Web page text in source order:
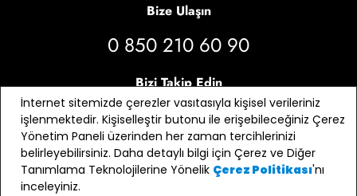
Bize Ulaşın
0 850 210 60 90
Bizi Takip Edin
İnternet sitemizde çerezler vasıtasıyla kişisel verileriniz
işlenmektedir. Kişiselleştir butonu ile erişebileceğiniz Çerez
Yönetim Paneli üzerinden her zaman tercihlerinizi
belirleyebilirsiniz. Daha detaylı bilgi için Çerez ve Diğer
Tanımlama Teknolojilerine Yönelik Çerez Politikası'nı
inceleyiniz.